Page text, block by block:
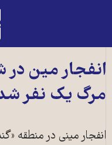
به
انفجار مين
مرگ يک نفر
انفجار مينی در منطقه